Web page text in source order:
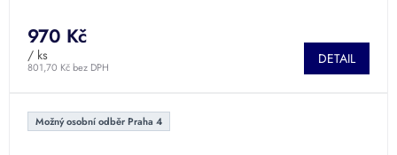
801,70 Kč bez DPH
970 Kč
/ ks DETAIL
Možný osobní odběr Praha 4